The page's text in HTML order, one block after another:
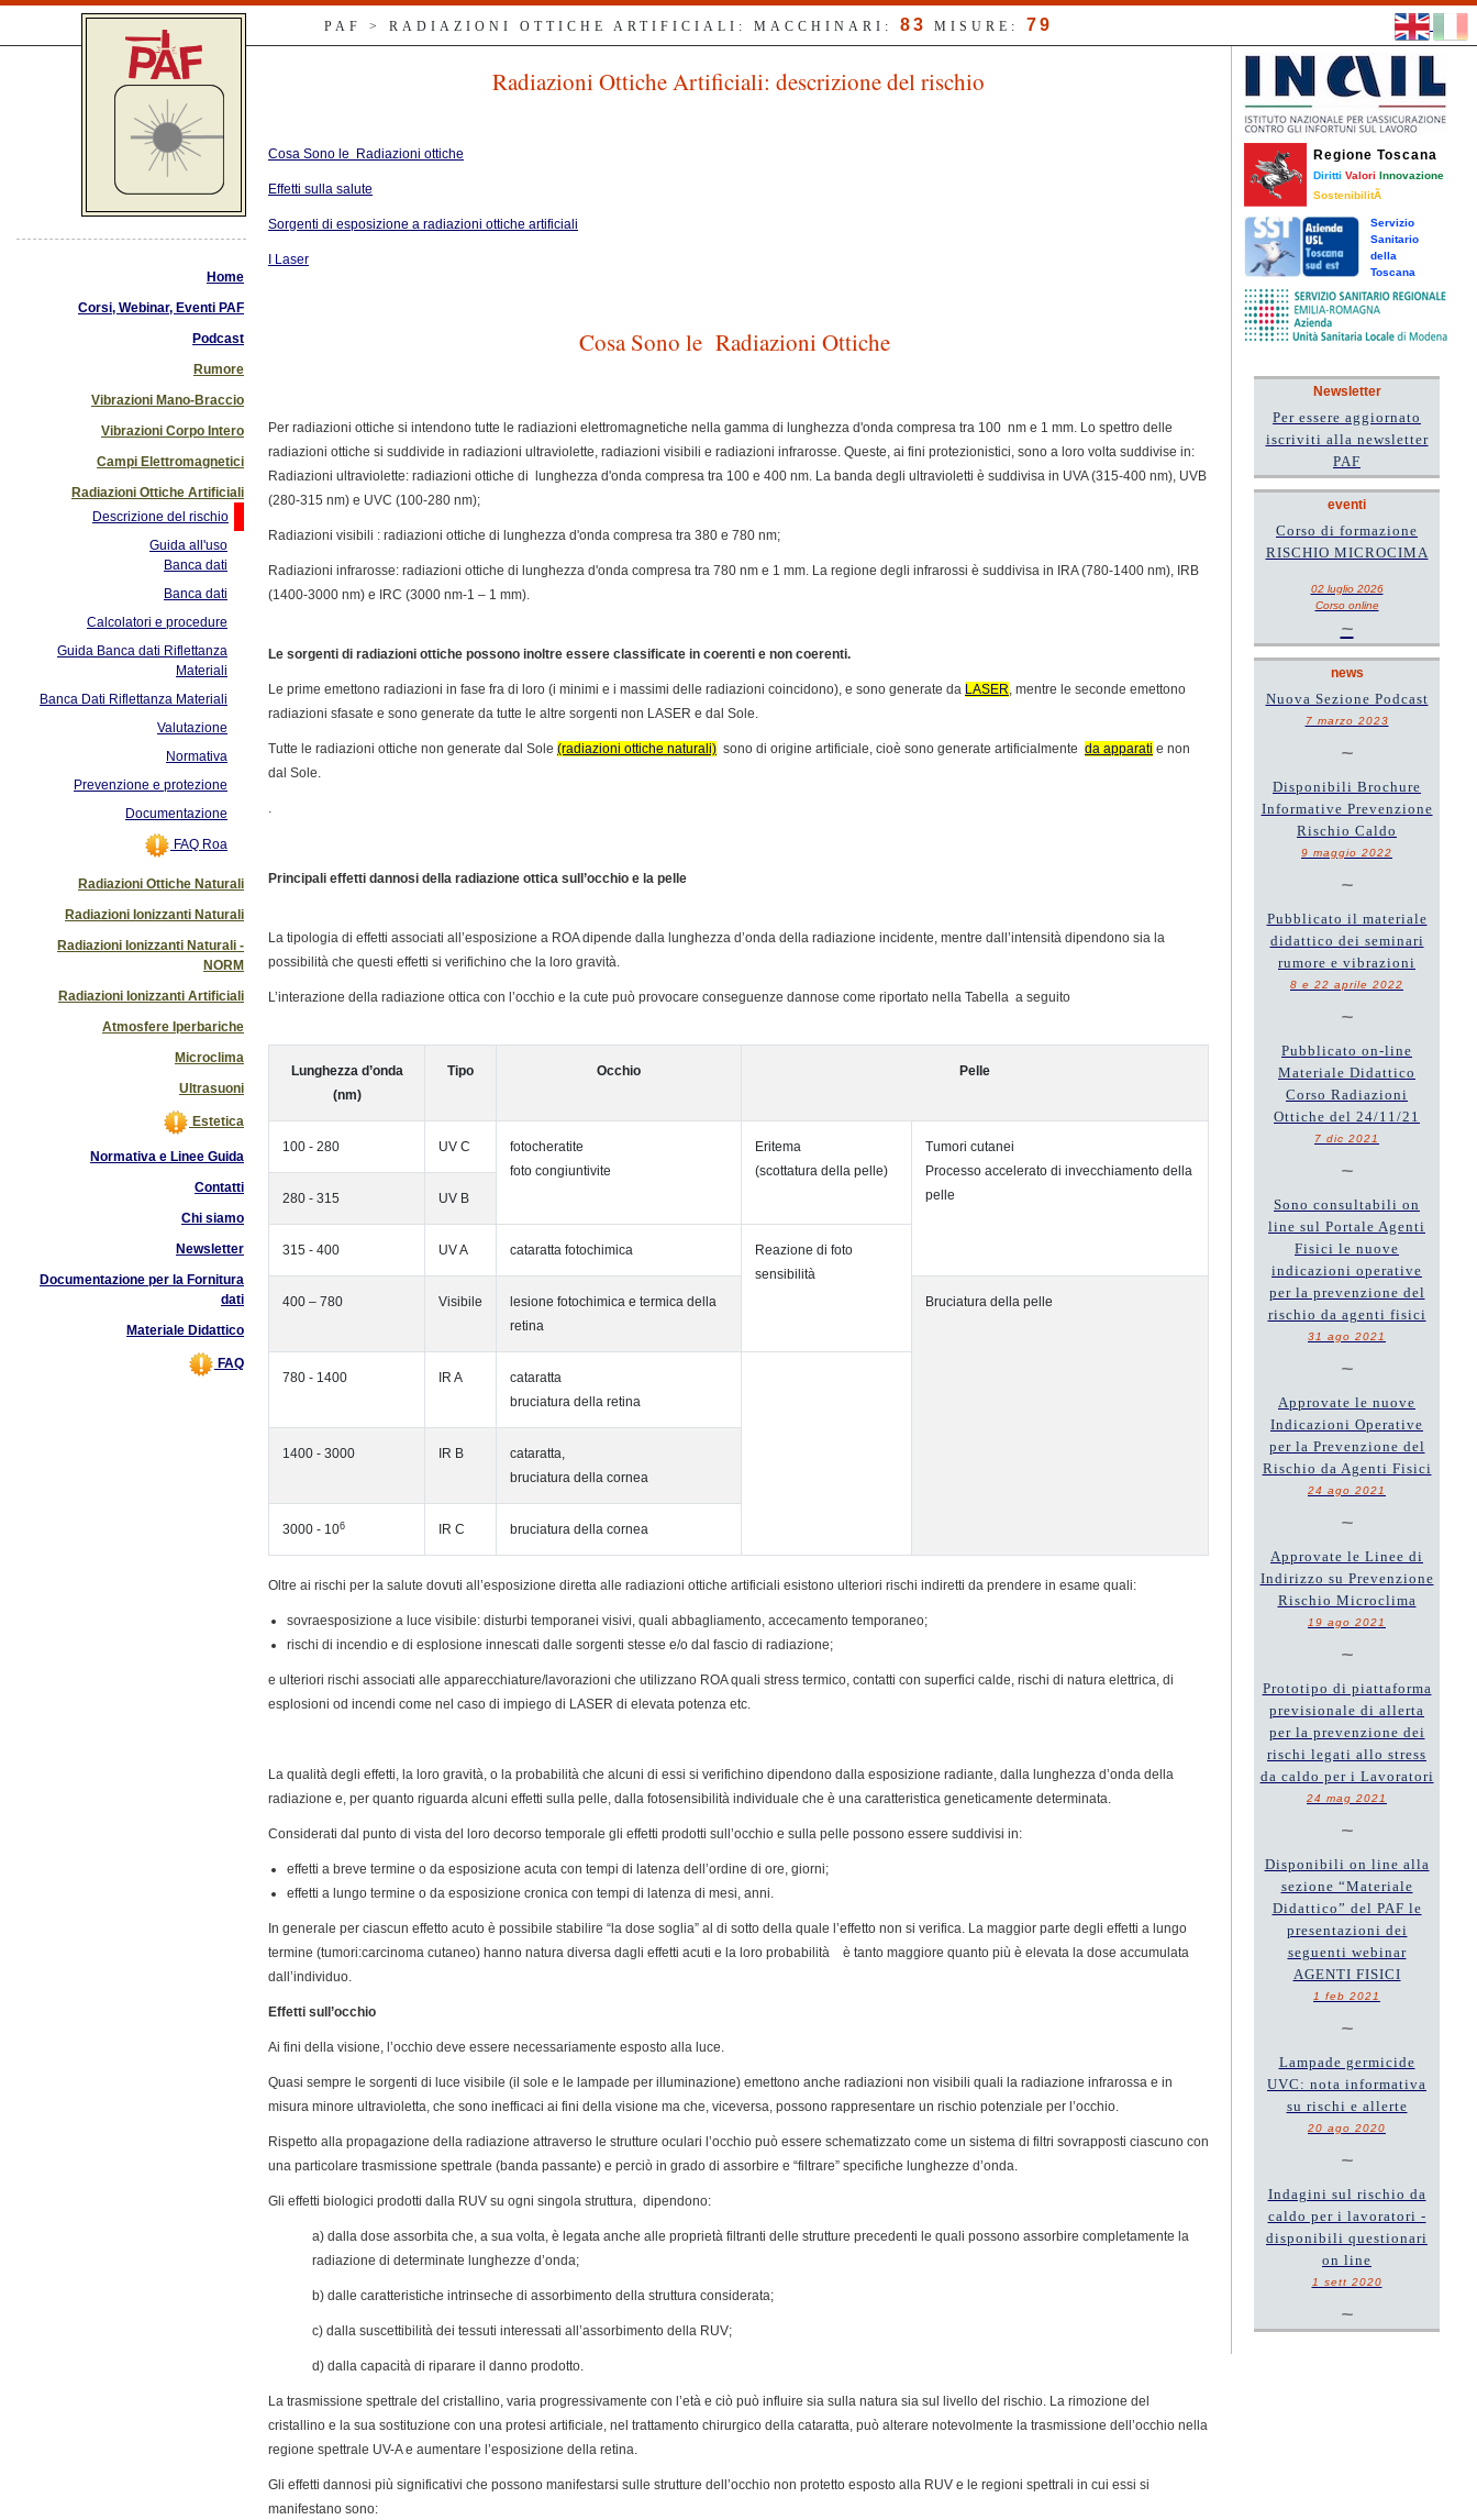
PAF > RADIAZIONI OTTICHE ARTIFICIALI: MACCHINARI: 83 MISURE: 79
Home
Corsi, Webinar, Eventi PAF
Podcast
Rumore
Vibrazioni Mano-Braccio
Vibrazioni Corpo Intero
Campi Elettromagnetici
Radiazioni Ottiche Artificiali
Descrizione del rischio
Guida all'uso
Banca dati
Banca dati
Calcolatori e procedure
Guida Banca dati Riflettanza
Materiali
Banca Dati Riflettanza Materiali
Valutazione
Normativa
Prevenzione e protezione
Documentazione
FAQ Roa
Radiazioni Ottiche Naturali
Radiazioni Ionizzanti Naturali
Radiazioni Ionizzanti Naturali -
NORM
Radiazioni Ionizzanti Artificiali
Atmosfere Iperbariche
Microclima
Ultrasuoni
Estetica
Normativa e Linee Guida
Contatti
Chi siamo
Newsletter
Documentazione per la Fornitura
dati
Materiale Didattico
FAQ
Radiazioni Ottiche Artificiali: descrizione del rischio
Cosa Sono le Radiazioni ottiche
Effetti sulla salute
Sorgenti di esposizione a radiazioni ottiche artificiali
I Laser
Cosa Sono le Radiazioni Ottiche
Per radiazioni ottiche si intendono tutte le radiazioni elettromagnetiche nella gamma di lunghezza d'onda compresa tra 100 nm e 1 mm. Lo spettro delle
radiazioni ottiche si suddivide in radiazioni ultraviolette, radiazioni visibili e radiazioni infrarosse. Queste, ai fini protezionistici, sono a loro volta suddivise in:
Radiazioni ultraviolette: radiazioni ottiche di lunghezza d'onda compresa tra 100 e 400 nm. La banda degli ultravioletti è suddivisa in UVA (315-400 nm), UVB
(280-315 nm) e UVC (100-280 nm);
Radiazioni visibili : radiazioni ottiche di lunghezza d'onda compresa tra 380 e 780 nm;
Radiazioni infrarosse: radiazioni ottiche di lunghezza d'onda compresa tra 780 nm e 1 mm. La regione degli infrarossi è suddivisa in IRA (780-1400 nm), IRB
(1400-3000 nm) e IRC (3000 nm-1 – 1 mm).
Le sorgenti di radiazioni ottiche possono inoltre essere classificate in coerenti e non coerenti.
Le prime emettono radiazioni in fase fra di loro (i minimi e i massimi delle radiazioni coincidono), e sono generate da LASER, mentre le seconde emettono
radiazioni sfasate e sono generate da tutte le altre sorgenti non LASER e dal Sole.
Tutte le radiazioni ottiche non generate dal Sole (radiazioni ottiche naturali) sono di origine artificiale, cioè sono generate artificialmente da apparati e non
dal Sole.
.
Principali effetti dannosi della radiazione ottica sull’occhio e la pelle
La tipologia di effetti associati all’esposizione a ROA dipende dalla lunghezza d’onda della radiazione incidente, mentre dall’intensità dipendono sia la
possibilità che questi effetti si verifichino che la loro gravità.
L’interazione della radiazione ottica con l’occhio e la cute può provocare conseguenze dannose come riportato nella Tabella a seguito
Lunghezza d’onda
(nm)
Tipo Occhio Pelle
100 - 280 UV C
fotocheratite
foto congiuntivite
Eritema
(scottatura della pelle)
Tumori cutanei
Processo accelerato di invecchiamento della
pelle
280 - 315 UV B
315 - 400 UV A cataratta fotochimica
Reazione di foto
sensibilità
400 – 780
Visibile
lesione fotochimica e termica della
retina
Bruciatura della pelle
780 - 1400 IR A
cataratta
bruciatura della retina
1400 - 3000 IR B
cataratta,
bruciatura della cornea
3000 - 106 IR C bruciatura della cornea
Oltre ai rischi per la salute dovuti all’esposizione diretta alle radiazioni ottiche artificiali esistono ulteriori rischi indiretti da prendere in esame quali:
sovraesposizione a luce visibile: disturbi temporanei visivi, quali abbagliamento, accecamento temporaneo;
rischi di incendio e di esplosione innescati dalle sorgenti stesse e/o dal fascio di radiazione;
e ulteriori rischi associati alle apparecchiature/lavorazioni che utilizzano ROA quali stress termico, contatti con superfici calde, rischi di natura elettrica, di
esplosioni od incendi come nel caso di impiego di LASER di elevata potenza etc.
La qualità degli effetti, la loro gravità, o la probabilità che alcuni di essi si verifichino dipendono dalla esposizione radiante, dalla lunghezza d’onda della
radiazione e, per quanto riguarda alcuni effetti sulla pelle, dalla fotosensibilità individuale che è una caratteristica geneticamente determinata.
Considerati dal punto di vista del loro decorso temporale gli effetti prodotti sull’occhio e sulla pelle possono essere suddivisi in:
effetti a breve termine o da esposizione acuta con tempi di latenza dell’ordine di ore, giorni;
effetti a lungo termine o da esposizione cronica con tempi di latenza di mesi, anni.
In generale per ciascun effetto acuto è possibile stabilire “la dose soglia” al di sotto della quale l’effetto non si verifica. La maggior parte degli effetti a lungo
termine (tumori:carcinoma cutaneo) hanno natura diversa dagli effetti acuti e la loro probabilità è tanto maggiore quanto più è elevata la dose accumulata
dall’individuo.
Effetti sull’occhio
Ai fini della visione, l’occhio deve essere necessariamente esposto alla luce.
Quasi sempre le sorgenti di luce visibile (il sole e le lampade per illuminazione) emettono anche radiazioni non visibili quali la radiazione infrarossa e in
misura minore ultravioletta, che sono inefficaci ai fini della visione ma che, viceversa, possono rappresentare un rischio potenziale per l’occhio.
Rispetto alla propagazione della radiazione attraverso le strutture oculari l’occhio può essere schematizzato come un sistema di filtri sovrapposti ciascuno con
una particolare trasmissione spettrale (banda passante) e perciò in grado di assorbire e “filtrare” specifiche lunghezze d’onda.
Gli effetti biologici prodotti dalla RUV su ogni singola struttura, dipendono:
a) dalla dose assorbita che, a sua volta, è legata anche alle proprietà filtranti delle strutture precedenti le quali possono assorbire completamente la
radiazione di determinate lunghezze d’onda;
b) dalle caratteristiche intrinseche di assorbimento della struttura considerata;
c) dalla suscettibilità dei tessuti interessati all’assorbimento della RUV;
d) dalla capacità di riparare il danno prodotto.
La trasmissione spettrale del cristallino, varia progressivamente con l’età e ciò può influire sia sulla natura sia sul livello del rischio. La rimozione del
cristallino e la sua sostituzione con una protesi artificiale, nel trattamento chirurgico della cataratta, può alterare notevolmente la trasmissione dell’occhio nella
regione spettrale UV-A e aumentare l’esposizione della retina.
Gli effetti dannosi più significativi che possono manifestarsi sulle strutture dell’occhio non protetto esposto alla RUV e le regioni spettrali in cui essi si
manifestano sono:
Regione Toscana
Diritti Valori Innovazione
SostenibilitÃ
Servizio
Sanitario
della
Toscana
Newsletter
Per essere aggiornato
iscriviti alla newsletter
PAF
eventi
Corso di formazione
RISCHIO MICROCIMA
02 luglio 2026
Corso online
~
news
Nuova Sezione Podcast
7 marzo 2023
~
Disponibili Brochure
Informative Prevenzione
Rischio Caldo
9 maggio 2022
~
Pubblicato il materiale
didattico dei seminari
rumore e vibrazioni
8 e 22 aprile 2022
~
Pubblicato on-line
Materiale Didattico
Corso Radiazioni
Ottiche del 24/11/21
7 dic 2021
~
Sono consultabili on
line sul Portale Agenti
Fisici le nuove
indicazioni operative
per la prevenzione del
rischio da agenti fisici
31 ago 2021
~
Approvate le nuove
Indicazioni Operative
per la Prevenzione del
Rischio da Agenti Fisici
24 ago 2021
~
Approvate le Linee di
Indirizzo su Prevenzione
Rischio Microclima
19 ago 2021
~
Prototipo di piattaforma
previsionale di allerta
per la prevenzione dei
rischi legati allo stress
da caldo per i Lavoratori
24 mag 2021
~
Disponibili on line alla
sezione “Materiale
Didattico” del PAF le
presentazioni dei
seguenti webinar
AGENTI FISICI
1 feb 2021
~
Lampade germicide
UVC: nota informativa
su rischi e allerte
20 ago 2020
~
Indagini sul rischio da
caldo per i lavoratori -
disponibili questionari
on line
1 sett 2020
~